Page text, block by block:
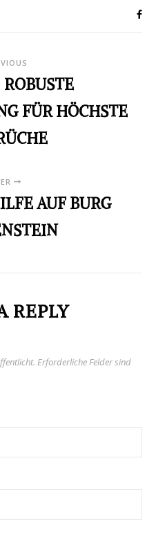
FÜR HÖCHSTE
AUF BURG
REPLY
Erforderliche Felder sind